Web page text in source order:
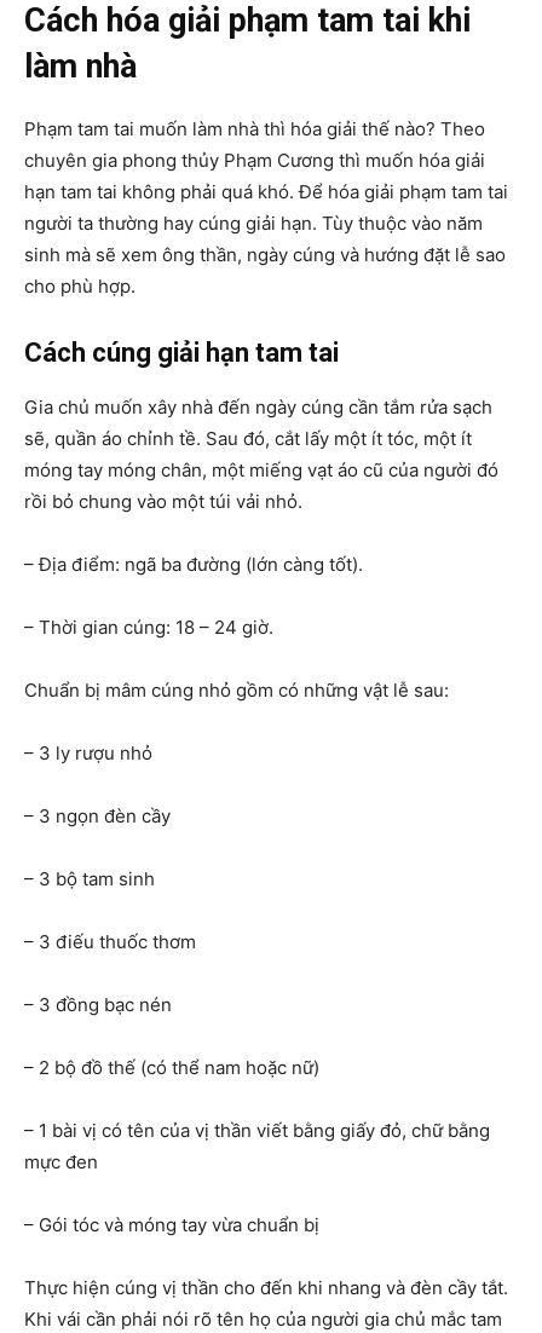
Cách hóa giải phạm tam tai khi
làm nhà
Phạm tam tai muốn làm nhà thì hóa giải thế nào? Theo
chuyên gia phong thủy Phạm Cương thì muốn hóa giải
hạn tam tai không phải quá khó. Để hóa giải phạm tam tai
người ta thường hay cúng giải hạn. Tùy thuộc vào năm
sinh mà sẽ xem ông thần, ngày cúng và hướng đặt lễ sao
cho phù hợp.
Cách cúng giải hạn tam tai
Gia chủ muốn xây nhà đến ngày cúng cần tắm rửa sạch
sẽ, quần áo chỉnh tề. Sau đó, cắt lấy một ít tóc, một ít
móng tay móng chân, một miếng vạt áo cũ của người đó
rồi bỏ chung vào một túi vải nhỏ.
– Địa điểm: ngã ba đường (lớn càng tốt).
– Thời gian cúng: 18 – 24 giờ.
Chuẩn bị mâm cúng nhỏ gồm có những vật lễ sau:
– 3 ly rượu nhỏ
– 3 ngọn đèn cầy
– 3 bộ tam sinh
– 3 điếu thuốc thơm
– 3 đồng bạc nén
– 2 bộ đồ thế (có thể nam hoặc nữ)
– 1 bài vị có tên của vị thần viết bằng giấy đỏ, chữ bằng
mực đen
– Gói tóc và móng tay vừa chuẩn bị
Thực hiện cúng vị thần cho đến khi nhang và đèn cầy tắt.
Khi vái cần phải nói rõ tên họ của người gia chủ mắc tam